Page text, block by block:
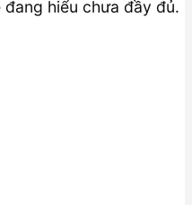
hiểu chưa đầy đủ.